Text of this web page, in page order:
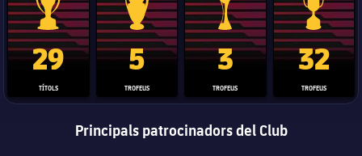
Trofeu de la Liga
29
TÍTOLS
Trofeu de la Lliga de Campions
5
TROFEUS
Trofeu del Mundial de Clubs
3
TROFEUS
Copa del
32
TROFEUS
Principals patrocinadors del Club